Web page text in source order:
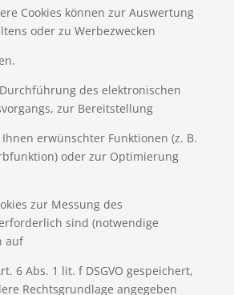
Cookies können zur Auswertung
oder zu Werbezwecken
des elektronischen
zur Bereitstellung
erwünschter Funktionen (z. B.
oder zur Optimierung
zur Messung des
sind (notwendige
auf
6 Abs. 1 lit. f DSGVO gespeichert,
Rechtsgrundlage angegeben